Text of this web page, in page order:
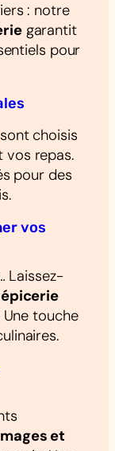
: notre
garantit
pour
sont choisis
vos repas.
pour des
vos
Laissez-
épicerie
touche
et